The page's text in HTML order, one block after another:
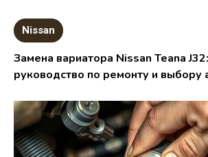
Nissan
Замена вариатора Nissan Teana
руководство по ремонту и выбору